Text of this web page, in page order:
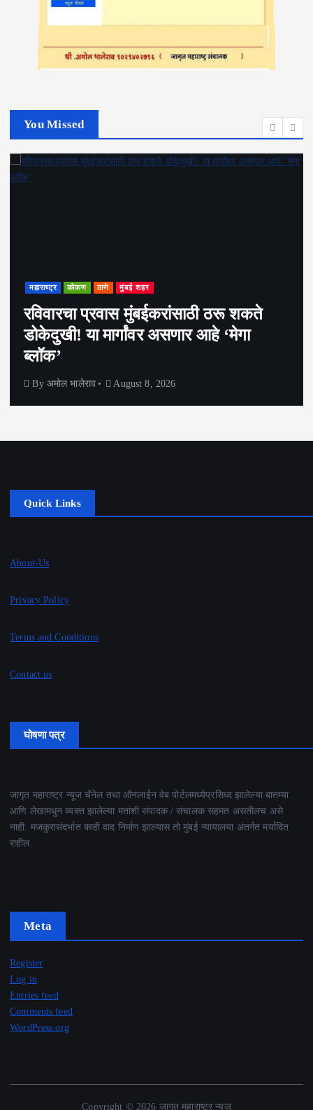
You Missed
महाराष्ट्र कोकण ठाणे मुंबई शहर
रविवारचा प्रवास मुंबईकरांसाठी ठरू शकते
डोकेदुखी! या मार्गांवर असणार आहे ‘मेगा
ब्लॉक’
By अमोल भालेराव August 8, 2026
Quick Links
About-Us
Privacy Policy
Terms and Conditions
Contact us
घोषणा पत्र
जागृत महाराष्ट्र न्यूज चॅनेल तथा ऑनलाईन वेब पोर्टलमध्येप्रसिध्द झालेल्या बातम्या
आणि लेखामधुन व्यक्त झालेल्या मतांशी संपादक / संचालक सहमत असतीलच असे
नाही. मजकुरासंदर्भात काही वाद निर्माण झाल्यास तो मुंबई न्यायालया अंतर्गत मर्यादित
राहील.
Meta
Register
Log in
Entries feed
Comments feed
WordPress.org
Copyright © 2026 जागृत महाराष्ट्र न्यूज